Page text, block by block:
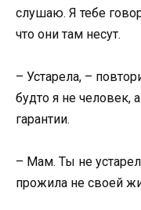
слушаю. Я тебе
что они там несут.
– Устарела, –
будто я не
гарантии.
– Мам. Ты не
прожила не своей